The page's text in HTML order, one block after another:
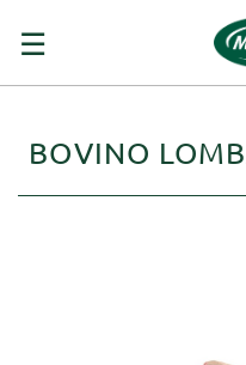
navigazione
☰
BOVINO